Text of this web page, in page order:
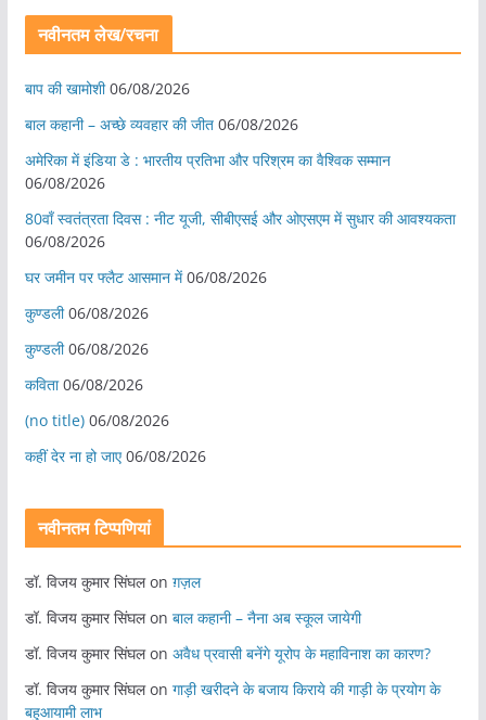
नवीनतम लेख/रचना
बाप की खामोशी 06/08/2026
बाल कहानी – अच्छे व्यवहार की जीत 06/08/2026
अमेरिका में इंडिया डे : भारतीय प्रतिभा और परिश्रम का वैश्विक सम्मान
06/08/2026
80वाँ स्वतंत्रता दिवस : नीट यूजी, सीबीएसई और ओएसएम में सुधार की आवश्यकता
06/08/2026
घर जमीन पर फ्लैट आसमान में 06/08/2026
कुण्डली 06/08/2026
कुण्डली 06/08/2026
कविता 06/08/2026
(no title) 06/08/2026
कहीं देर ना हो जाए 06/08/2026
नवीनतम टिप्पणियां
डॉ. विजय कुमार सिंघलon ग़ज़ल
डॉ. विजय कुमार सिंघलon बाल कहानी – नैना अब स्कूल जायेगी
डॉ. विजय कुमार सिंघलon अवैध प्रवासी बनेंगे यूरोप के महाविनाश का कारण?
डॉ. विजय कुमार सिंघलon गाड़ी खरीदने के बजाय किराये की गाड़ी के प्रयोग के
बहुआयामी लाभ